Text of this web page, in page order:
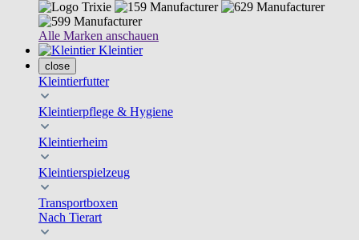
Alle Marken anschauen
Kleintier
close
Kleintierfutter
Kleintierpflege & Hygiene
Kleintierheim
Kleintierspielzeug
Transportboxen
Nach Tierart